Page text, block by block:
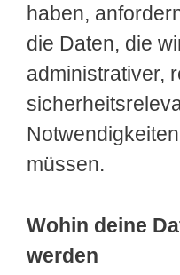
haben,
die Daten, die
administrativer,
müssen.
Wohin deine
werden